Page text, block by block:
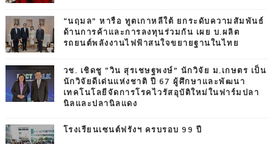
“นฤมล” หารือ ทูตเกาหลีใต้ ยกระดับความสัมพันธ์
ด้านการค้าและการลงทุนร่วมกัน เผย บ.ผลิต
รถยนต์พลังงานไฟฟ้าสนใจขยายฐานในไทย
วช. เชิดชู “วิน สุรเชษฐพงษ์” นักวิจัย ม.เกษตร เป็น
นักวิจัยดีเด่นแห่งชาติ ปี 67 ผู้ศึกษาและพัฒนา
เทคโนโลยีจัดการโรคไวรัสอุบัติใหม่ในฟาร์มปลา
นิลและปลานิลแดง
โรงเรียนเซนต์ฟรังฯ ครบรอบ 99 ปี